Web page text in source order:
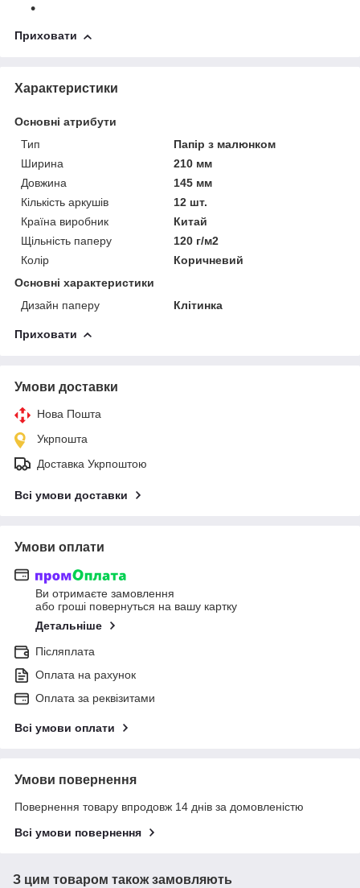
Приховати
Характеристики
Основні атрибути
Тип
Папір з малюнком
Ширина
210 мм
Довжина
145 мм
Кількість аркушів
12 шт.
Країна виробник
Китай
Щільність паперу
120 г/м2
Колір
Коричневий
Основні характеристики
Дизайн паперу
Клітинка
Приховати
Умови доставки
Нова Пошта
Укрпошта
Доставка Укрпоштою
Всі умови доставки
Умови оплати
Ви отримаєте замовлення
або гроші повернуться на вашу картку
Детальніше
Післяплата
Оплата на рахунок
Оплата за реквізитами
Всі умови оплати
Умови повернення
Повернення товару впродовж 14 днів за домовленістю
Всі умови повернення
З цим товаром також замовляють